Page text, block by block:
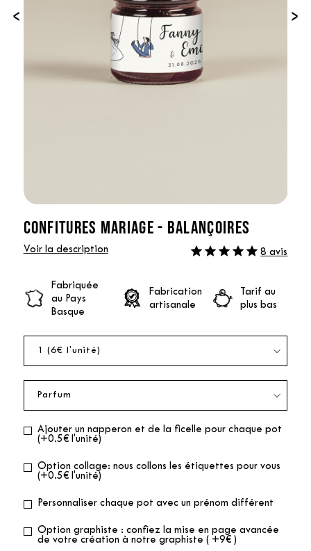
‹ ›
CONFITURES MARIAGE - BALANÇOIRES
Voir la description 8 avis
Fabriquée
au Pays
Basque
Fabrication
artisanale
Tarif au
plus bas
Ajouter un napperon et de la ficelle pour chaque pot
(+0.5€ l'unité)
Option collage: nous collons les étiquettes pour vous
(+0.5€ l'unité)
Personnaliser chaque pot avec un prénom différent
Option graphiste : confiez la mise en page avancée
de votre création à notre graphiste ( +9€ )